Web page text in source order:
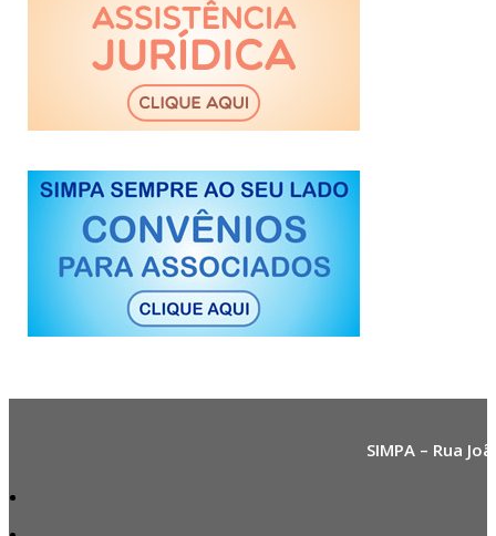
SIMPA – Rua